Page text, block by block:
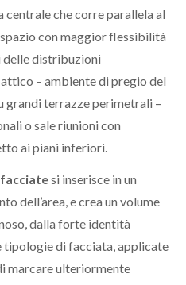
centrale che corre parallela al
con maggior flessibilità
delle distribuzioni
– ambiente di pregio del
grandi terrazze perimetrali –
o sale riunioni con
ai piani inferiori.
si inserisce in un
dell’area, e crea un volume
dalla forte identità
di facciata, applicate
marcare ulteriormente